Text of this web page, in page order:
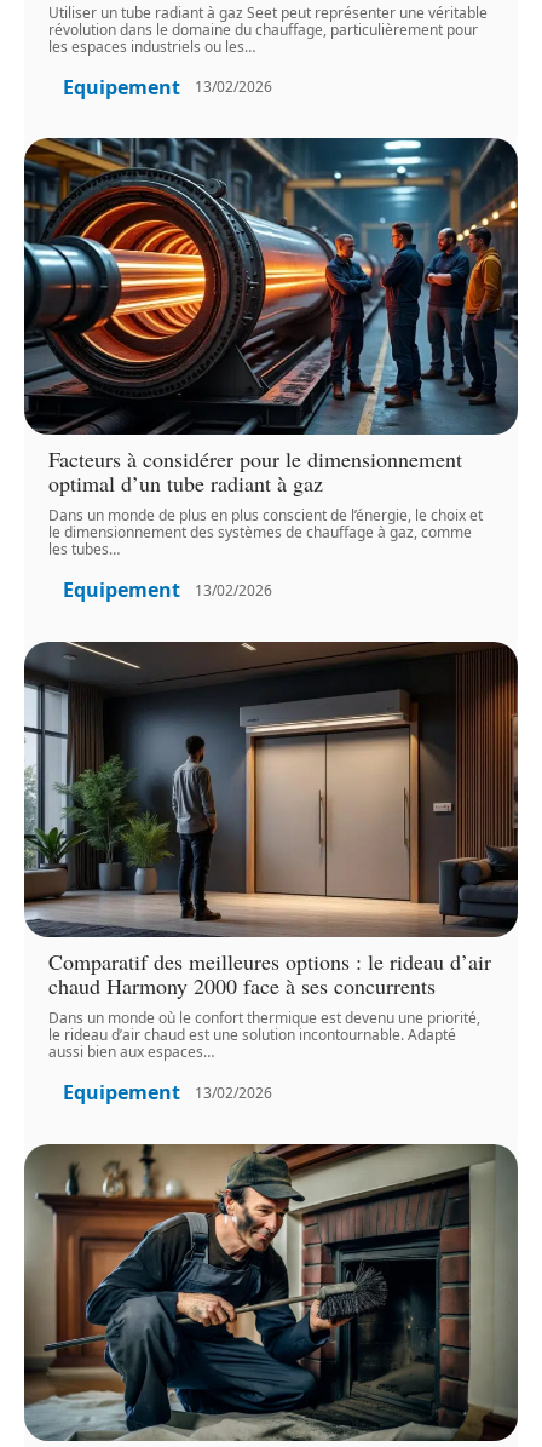
Utiliser un tube radiant à gaz Seet peut représenter une véritable
révolution dans le domaine du chauffage, particulièrement pour
les espaces industriels ou les…
Equipement 13/02/2026
Facteurs à considérer pour le dimensionnement
optimal d’un tube radiant à gaz
Dans un monde de plus en plus conscient de l’énergie, le choix et
le dimensionnement des systèmes de chauffage à gaz, comme
les tubes…
Equipement 13/02/2026
Comparatif des meilleures options : le rideau d’air
chaud Harmony 2000 face à ses concurrents
Dans un monde où le confort thermique est devenu une priorité,
le rideau d’air chaud est une solution incontournable. Adapté
aussi bien aux espaces…
Equipement 13/02/2026